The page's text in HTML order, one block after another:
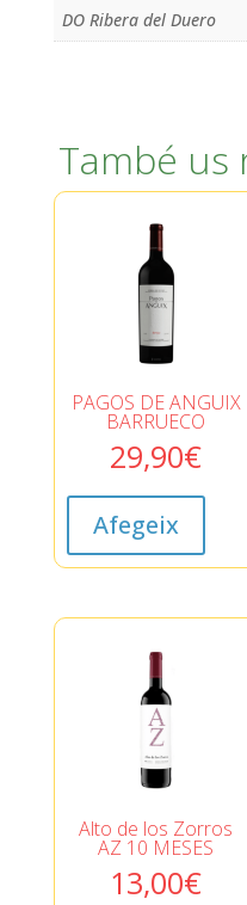
DO Ribera del Duero
També us
PAGOS DE ANGUIX
BARRUECO
29,90€
Afegeix
Alto de los Zorros
AZ 10 MESES
13,00€